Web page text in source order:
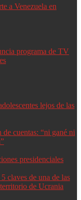
a Venezuela en
programa de TV
lejos de las
cuentas: “ni gané ni
presidenciales
claves de una de las
de Ucrania